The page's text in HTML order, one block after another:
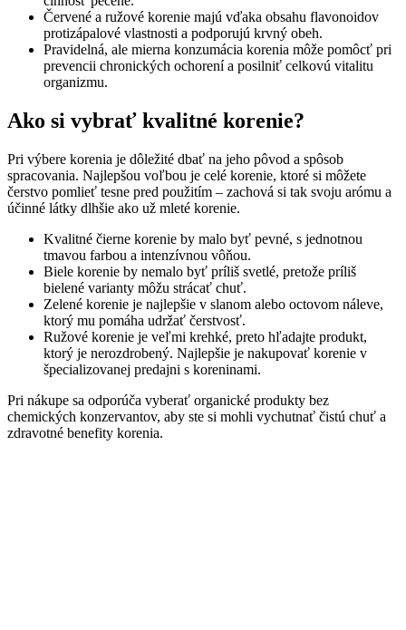
Červené a ružové korenie majú vďaka obsahu flavonoidov
protizápalové vlastnosti a podporujú krvný obeh.
Pravidelná, ale mierna konzumácia korenia môže pomôcť pri
prevencii chronických ochorení a posilniť celkovú vitalitu
organizmu.
Ako si vybrať kvalitné korenie?
Pri výbere korenia je dôležité dbať na jeho pôvod a spôsob
spracovania. Najlepšou voľbou je celé korenie, ktoré si môžete
čerstvo pomlieť tesne pred použitím – zachová si tak svoju arómu a
účinné látky dlhšie ako už mleté korenie.
Kvalitné čierne korenie by malo byť pevné, s jednotnou
tmavou farbou a intenzívnou vôňou.
Biele korenie by nemalo byť príliš svetlé, pretože príliš
bielené varianty môžu strácať chuť.
Zelené korenie je najlepšie v slanom alebo octovom náleve,
ktorý mu pomáha udržať čerstvosť.
Ružové korenie je veľmi krehké, preto hľadajte produkt,
ktorý je nerozdrobený. Najlepšie je nakupovať korenie v
špecializovanej predajni s koreninami.
Pri nákupe sa odporúča vyberať organické produkty bez
chemických konzervantov, aby ste si mohli vychutnať čistú chuť a
zdravotné benefity korenia.